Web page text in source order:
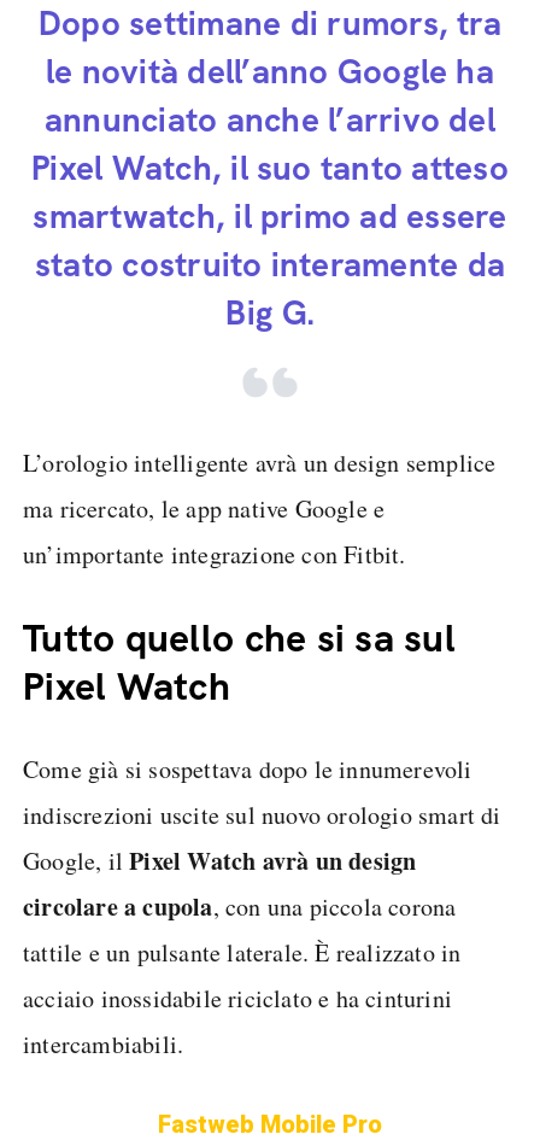
Dopo settimane di rumors, tra
le novità dell’anno Google ha
annunciato anche l’arrivo del
Pixel Watch, il suo tanto atteso
smartwatch, il primo ad essere
stato costruito interamente da
Big G.
L’orologio intelligente avrà un design semplice
ma ricercato, le app native Google e
un’importante integrazione con Fitbit.
Tutto quello che si sa sul
Pixel Watch
Come già si sospettava dopo le innumerevoli
indiscrezioni uscite sul nuovo orologio smart di
Google, ilPixel Watch avrà un design
circolare a cupola, con una piccola corona
tattile e un pulsante laterale. È realizzato in
acciaio inossidabile riciclato e ha cinturini
intercambiabili.
Fastweb Mobile Pro